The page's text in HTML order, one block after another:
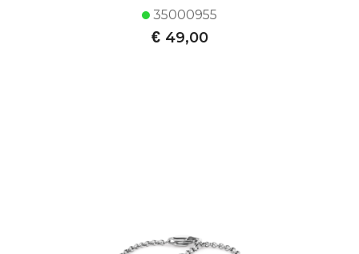
35000955
€ 49,00